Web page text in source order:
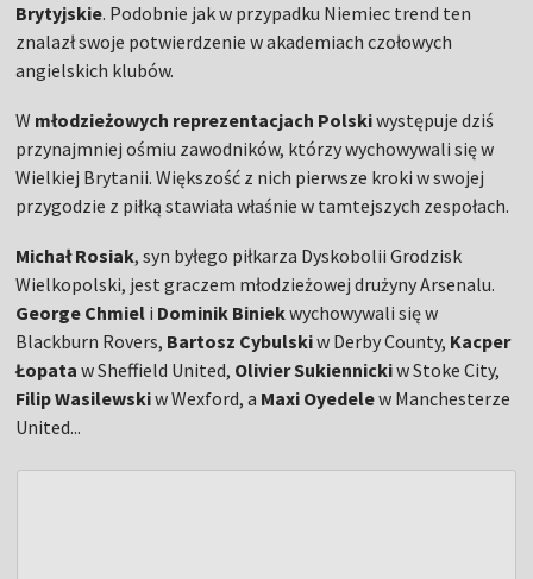
Brytyjskie. Podobnie jak w przypadku Niemiec trend ten
znalazł swoje potwierdzenie w akademiach czołowych
angielskich klubów.
W młodzieżowych reprezentacjach Polskiwystępuje dziś
przynajmniej ośmiu zawodników, którzy wychowywali się w
Wielkiej Brytanii. Większość z nich pierwsze kroki w swojej
przygodzie z piłką stawiała właśnie w tamtejszych zespołach.
Michał Rosiak, syn byłego piłkarza Dyskobolii Grodzisk
Wielkopolski, jest graczem młodzieżowej drużyny Arsenalu.
George Chmiel i Dominik Biniekwychowywali się w
Blackburn Rovers, Bartosz Cybulskiw Derby County, Kacper
Łopata w Sheffield United, Olivier Sukiennickiw Stoke City,
Filip Wasilewskiw Wexford, a Maxi Oyedelew Manchesterze
United...